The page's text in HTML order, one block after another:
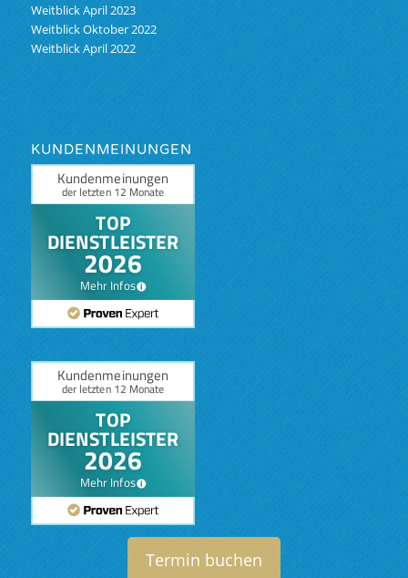
Weitblick April 2023
Weitblick Oktober 2022
Weitblick April 2022
KUNDENMEINUNGEN
Termin buchen